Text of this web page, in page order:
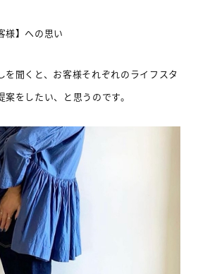
様】への思い
を聞くと、お客様それぞれのライフスタ
をしたい、と思うのです。